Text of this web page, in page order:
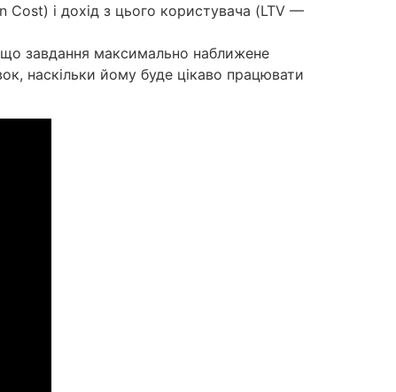
і дохід з цього користувача (LTV —
завдання максимально наближене
наскільки йому буде цікаво працювати